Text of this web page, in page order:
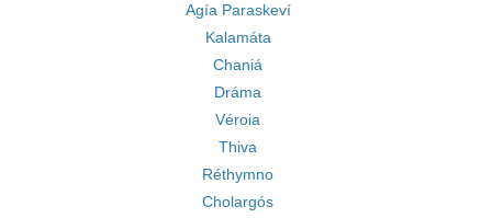
Agía Paraskeví
Kalamáta
Chaniá
Dráma
Véroia
Thiva
Réthymno
Cholargós